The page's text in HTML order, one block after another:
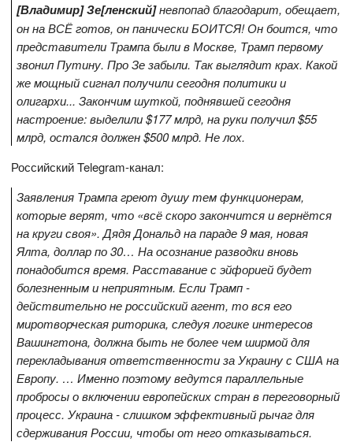
[Владимир] Зе[ленский]невпопад благодарит, обещает,
он на ВСЁ готов, он панически БОИТСЯ! Он боится, что
представители Трампа были в Москве, Трамп первому
звонил Путину. Про Зе забыли. Так выглядит крах. Какой
же мощный сигнал получили сегодня политики и
олигархи... Закончим шуткой, поднявшей сегодня
настроение: выделили $177 млрд, на руки получил $55
млрд, остался должен $500 млрд. Не лох.
Российский Telegram-канал:
Заявления Трампа греют душу тем функционерам,
которые верят, что «всё скоро закончится и вернётся
на круги своя». Дядя Дональд на параде 9 мая, новая
Ялта, доллар по 30… На осознание разводки вновь
понадобится время. Расставание с эйфорией будет
болезненным и неприятным. Если Трамп -
действительно не российский агент, то вся его
миротворческая риторика, следуя логике интересов
Вашингтона, должна быть не более чем ширмой для
перекладывания ответственности за Украину с США на
Европу. … Именно поэтому ведутся параллельные
пробросы о включении европейских стран в переговорный
процесс. Украина - слишком эффективный рычаг для
сдерживания России, чтобы от него отказываться.